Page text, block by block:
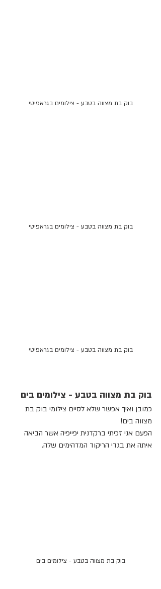
בוק בת מצווה בטבע - צילומים בגראפיטי
בוק בת מצווה בטבע - צילומים בגראפיטי
בוק בת מצווה בטבע - צילומים בגראפיטי
בוק בת מצווה בטבע - צילומים בים
כמובן ואיך אפשר שלא לסיים צילומי בוק בת
מצווה בים!
הפעם אני זכיתי ברקדנית יפייפיה אשר הביאה
איתה את בגדי הריקוד המדהימים שלה.
בוק בת מצווה בטבע - צילומים בים